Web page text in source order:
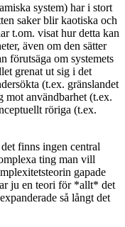
system) har i stort
saker blir kaotiska och
t.om. visat hur detta kan
även om den sätter
förutsäga om systemets
grenat ut sig i det
(t.ex. gränslandet
mot användbarhet (t.ex.
röriga (t.ex.
finns ingen central
ting man vill
gapade
ju en teori för *allt* det
så långt det